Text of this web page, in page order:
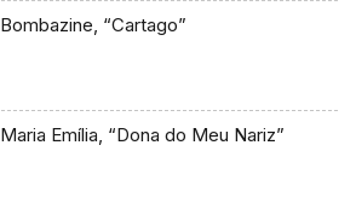
Bombazine, “Cartago”
Maria Emília, “Dona do Meu Nariz”